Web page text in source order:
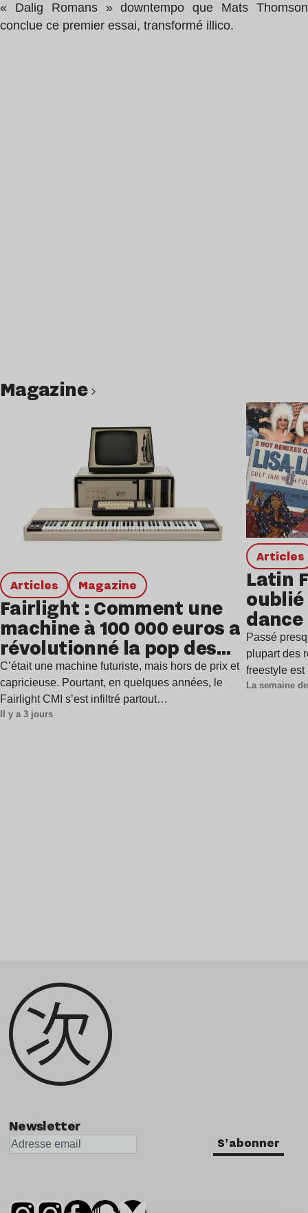
« Dalig Romans » downtempo que Mats Thomson
conclue ce premier essai, transformé illico.
magazine
Articles magazine
Fairlight : Comment une
machine à 100 000 euros a
révolutionné la pop des
années 1980 ?
C’était une machine futuriste, mais hors de prix et
capricieuse. Pourtant, en quelques années, le
Fairlight CMI s’est infiltré partout…
Il y a 3 jours
Articles
Latin
oublié
Passé
plupart des
freestyle
La semaine
Newsletter
S'abonner